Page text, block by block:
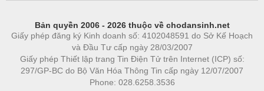
Bản quyền 2006 - 2026 thuộc về chodansinh.net
Giấy phép đăng ký Kinh doanh số: 4102048591 do Sở Kế Hoạch
và Đầu Tư cấp ngày 28/03/2007
Giấy phép Thiết lập trang Tin Điện Tử trên Internet (ICP) số:
297/GP-BC do Bộ Văn Hóa Thông Tin cấp ngày 12/07/2007
Phone: 028.6258.3536